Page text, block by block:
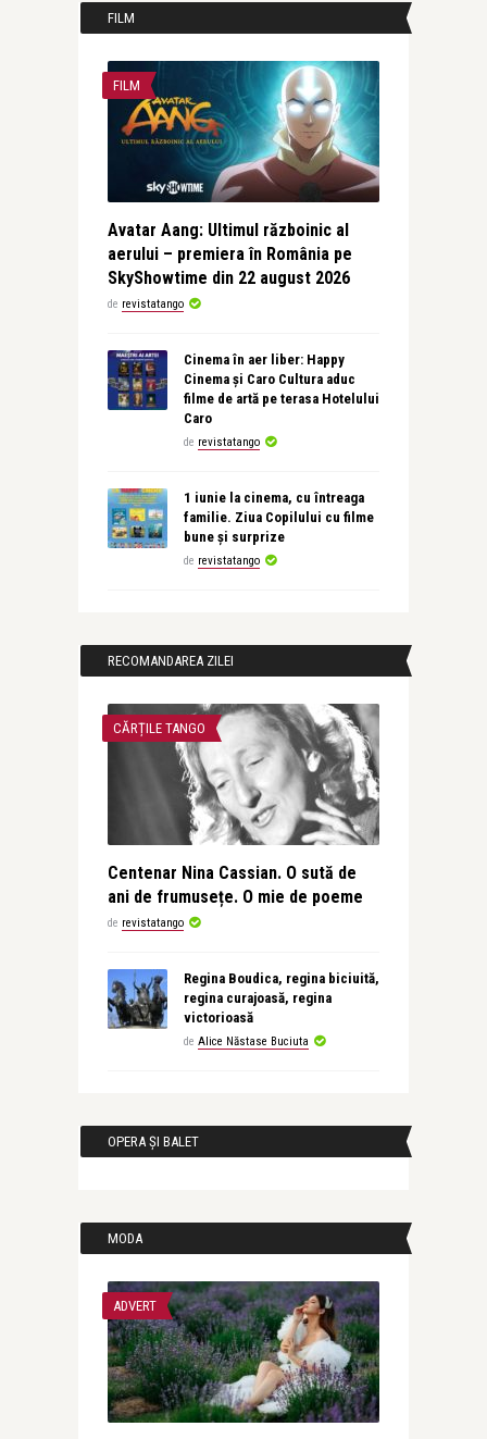
FILM
FILM
Avatar Aang: Ultimul războinic al
aerului – premiera în România pe
SkyShowtime din 22 august 2026
de revistatango
Cinema în aer liber: Happy
Cinema și Caro Cultura aduc
filme de artă pe terasa Hotelului
Caro
de revistatango
1 iunie la cinema, cu întreaga
familie. Ziua Copilului cu filme
bune și surprize
de revistatango
RECOMANDAREA ZILEI
CĂRȚILE TANGO
Centenar Nina Cassian. O sută de
ani de frumusețe. O mie de poeme
de revistatango
Regina Boudica, regina biciuită,
regina curajoasă, regina
victorioasă
de Alice Năstase Buciuta
OPERA ȘI BALET
MODA
ADVERT